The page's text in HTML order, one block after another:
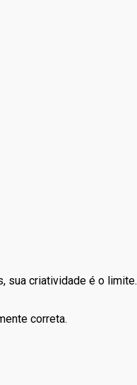
sua criatividade é o limite.
correta.